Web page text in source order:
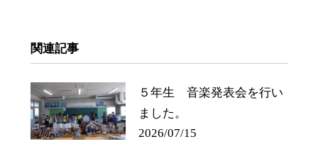
関連記事
５年生 音楽発表会を行い
ました。
2026/07/15